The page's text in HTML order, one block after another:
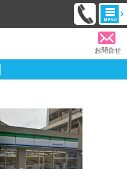
お問合せ